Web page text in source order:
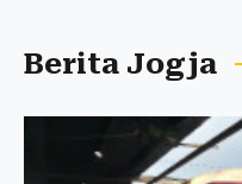
Berita Jogja